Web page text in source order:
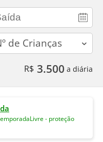
R$ 3.500 a diária
- proteção